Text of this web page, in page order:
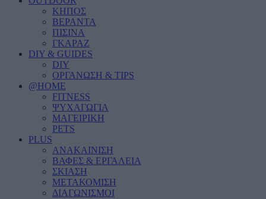
ΚΗΠΟΣ
ΒΕΡΑΝΤΑ
ΠΙΣΙΝΑ
ΓΚΑΡΑΖ
DIY & GUIDES
DIY
ΟΡΓΑΝΩΣΗ & TIPS
@HOME
FITNESS
ΨΥΧΑΓΩΓΙΑ
ΜΑΓΕΙΡΙΚΗ
PETS
PLUS
ΑΝΑΚΑΙΝΙΣΗ
ΒΑΦΕΣ & ΕΡΓΑΛΕΙΑ
ΣΚΙΑΣΗ
ΜΕΤΑΚΟΜΙΣΗ
ΔΙΑΓΩΝΙΣΜΟΙ